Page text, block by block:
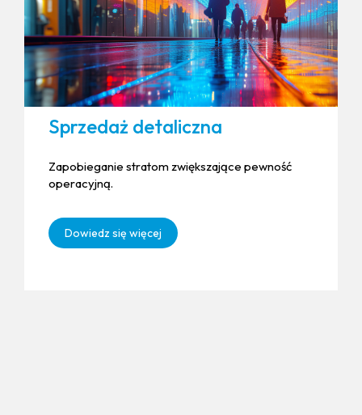
Sprzedaż detaliczna
Zapobieganie stratom zwiększające pewność
operacyjną.
Dowiedz się więcej